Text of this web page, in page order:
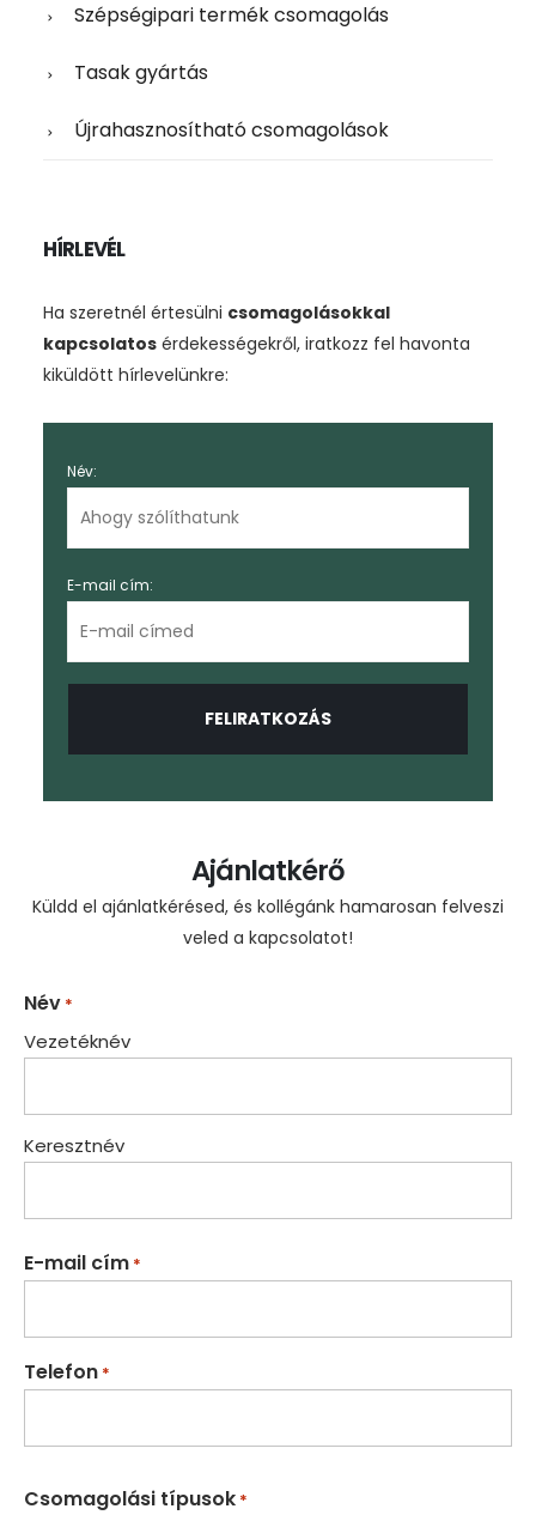
Szépségipari termék csomagolás
Tasak gyártás
Újrahasznosítható csomagolások
HÍRLEVÉL
Ha szeretnél értesülni csomagolásokkal
kapcsolatos érdekességekről, iratkozz fel havonta
kiküldött hírlevelünkre:
Név:
E-mail cím:
Ajánlatkérő
Küldd el ajánlatkérésed, és kollégánk hamarosan felveszi
veled a kapcsolatot!
Név *
Vezetéknév
Keresztnév
E-mail cím *
Telefon *
Csomagolási típusok *